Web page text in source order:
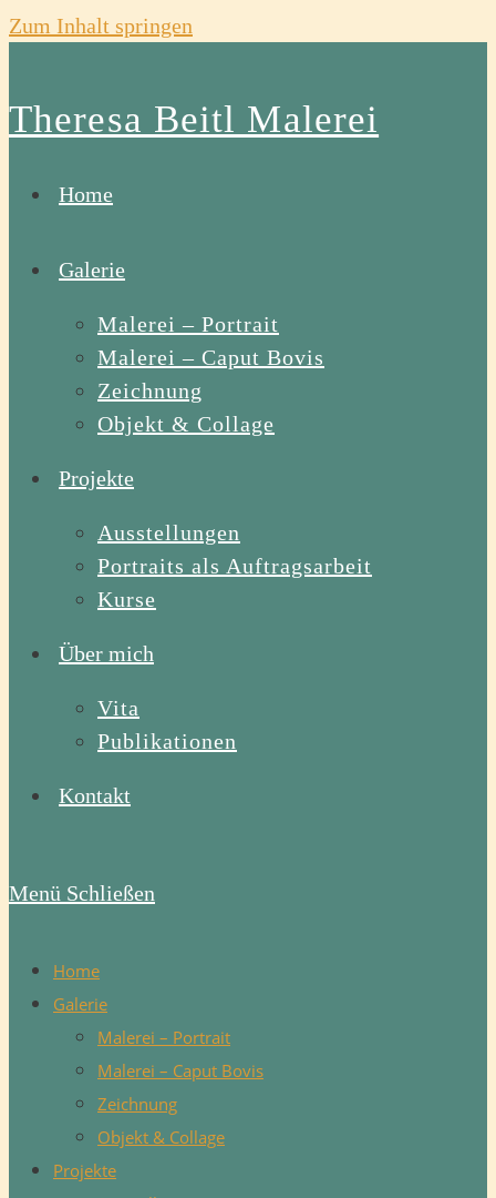
Zum Inhalt springen
Theresa Beitl Malerei
Home
Galerie
Malerei – Portrait
Malerei – Caput Bovis
Zeichnung
Objekt & Collage
Projekte
Ausstellungen
Portraits als Auftragsarbeit
Kurse
Über mich
Vita
Publikationen
Kontakt
Menü Schließen
Home
Galerie
Malerei – Portrait
Malerei – Caput Bovis
Zeichnung
Objekt & Collage
Projekte